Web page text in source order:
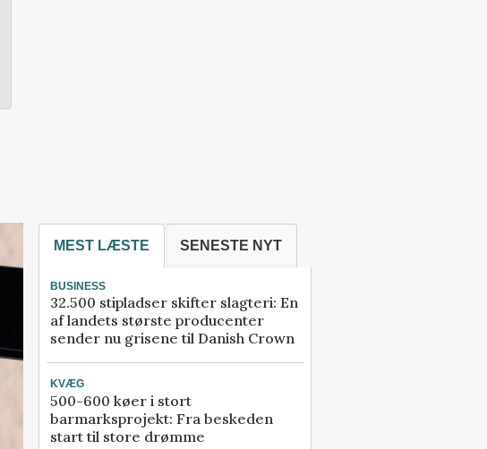
MEST LÆSTE SENESTE NYT
BUSINESS
32.500 stipladser skifter slagteri: En
af landets største producenter
sender nu grisene til Danish Crown
KVÆG
500-600 køer i stort
barmarksprojekt: Fra beskeden
start til store drømme